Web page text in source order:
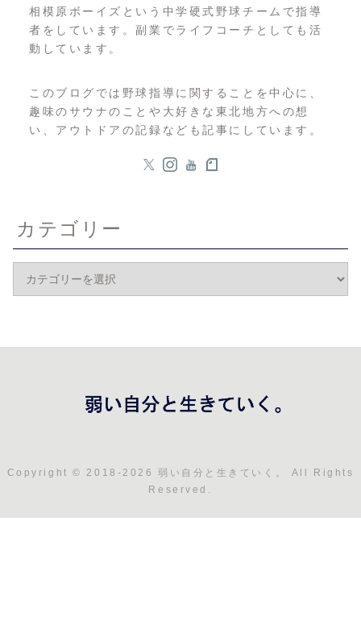
相模原ボーイズという中学硬式野球チームで指導
者をしています。副業でライフコーチとしても活
動しています。
このブログでは野球指導に関することを中心に、
趣味のサウナのことや大好きな東北地方への想
い、アウトドアの記録なども記事にしています。
カテゴリー
Copyright © 2018-2026 弱い自分と生きていく。 All Rights
Reserved.